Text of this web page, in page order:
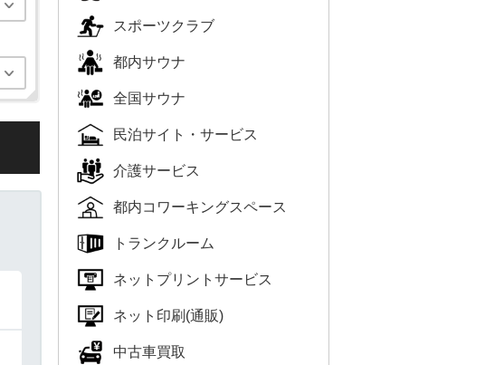
スポーツクラブ
都内サウナ
全国サウナ
民泊サイト・サービス
介護サービス
都内コワーキングスペース
トランクルーム
ネットプリントサービス
ネット印刷(通販)
中古車買取